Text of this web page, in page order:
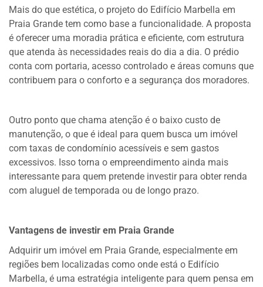
Mais do que estética, o projeto do Edifício Marbella em
Praia Grande tem como base a funcionalidade. A proposta
é oferecer uma moradia prática e eficiente, com estrutura
que atenda às necessidades reais do dia a dia. O prédio
conta com portaria, acesso controlado e áreas comuns que
contribuem para o conforto e a segurança dos moradores.
Outro ponto que chama atenção é o baixo custo de
manutenção, o que é ideal para quem busca um imóvel
com taxas de condomínio acessíveis e sem gastos
excessivos. Isso torna o empreendimento ainda mais
interessante para quem pretende investir para obter renda
com aluguel de temporada ou de longo prazo.
Vantagens de investir em Praia Grande
Adquirir um imóvel em Praia Grande, especialmente em
regiões bem localizadas como onde está o Edifício
Marbella, é uma estratégia inteligente para quem pensa em